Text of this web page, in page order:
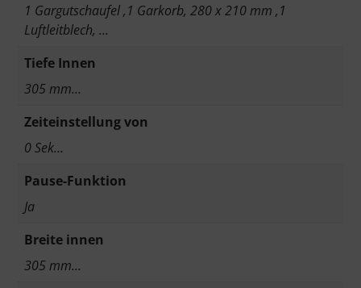
1 Gargutschaufel ,1 Garkorb, 280 x 210 mm ,1
Luftleitblech, …
Tiefe Innen
305 mm…
Zeiteinstellung von
0 Sek…
Pause-Funktion
Ja
Breite innen
305 mm…